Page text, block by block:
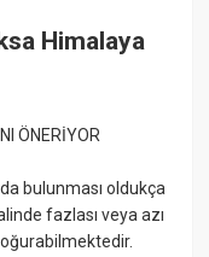
Himalaya
ÖNERİYOR
bulunması oldukça
fazlası veya azı